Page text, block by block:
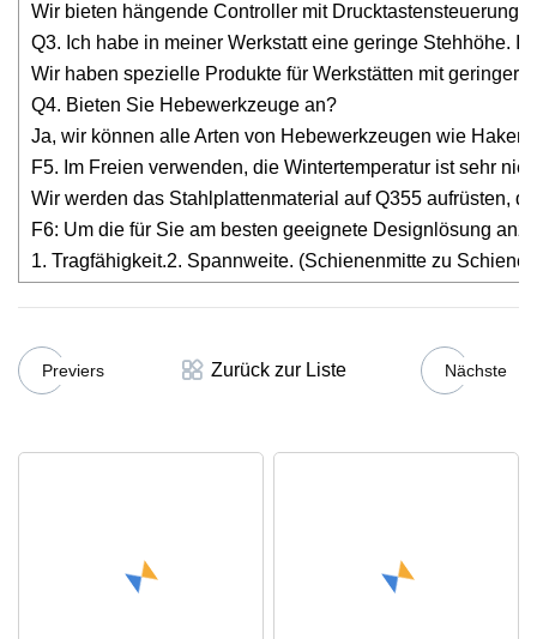
Wir bieten hängende Controller mit
Q3. Ich habe in meiner Werkstatt eine geringe Stehhöhe.
Wir haben spezielle Produkte für Werkstätten mit geringer
Q4. Bieten Sie Hebewerkzeuge an?
Ja, wir können alle Arten von Hebewerkzeugen wie
F5. Im Freien verwenden, die Wintertemperatur ist sehr
Wir werden das Stahlplattenmaterial auf Q355 aufrüsten,
F6: Um die für Sie am besten geeignete Designlösung
1. Tragfähigkeit.2. Spannweite. (Schienenmitte zu
Previers Zurück zur Liste Nächste